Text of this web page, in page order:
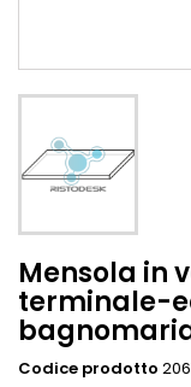
Mensola in
terminale-
Codice prodotto